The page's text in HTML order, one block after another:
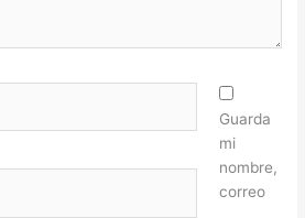
Guarda
mi
nombre,
correo